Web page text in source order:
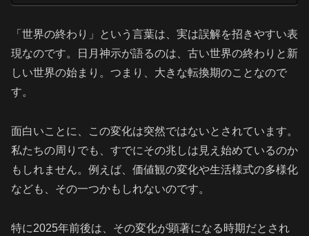
「世界の終わり」という言葉は、実は誤解を招きやすい表
現なのです。日月神示が語るのは、古い世界の終わりと新
しい世界の始まり。つまり、大きな転換期のことなので
す。
面白いことに、この変化は突然ではないとされています。
私たちの周りでも、すでにその兆しは見え始めているのか
もしれません。例えば、価値観の変化や生活様式の多様化
なども、その一つかもしれないのです。
特に2025年前後は、その変化が顕著になる時期だとされ